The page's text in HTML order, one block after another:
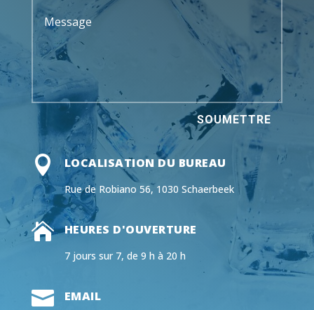
SOUMETTRE
 LOCALISATION DU BUREAU
Rue de Robiano 56, 1030 Schaerbeek
 HEURES D'OUVERTURE
7 jours sur 7, de 9 h à 20 h
 EMAIL